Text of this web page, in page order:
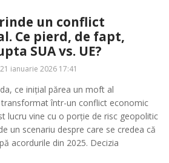
un conflict
Ce pierd, de fapt,
SUA vs. UE?
21 ianuarie 2026 17:41
ce inițial părea un moft al
într-un conflict economic
lucru vine cu o porție de risc geopolitic
un scenariu despre care se credea că
acordurile din 2025. Decizia